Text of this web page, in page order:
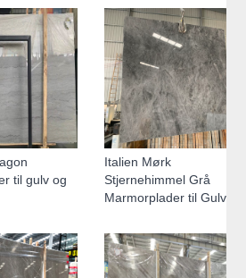
til gulv og
Italien Mørk
Stjernehimmel Grå
Marmorplader til Gulv